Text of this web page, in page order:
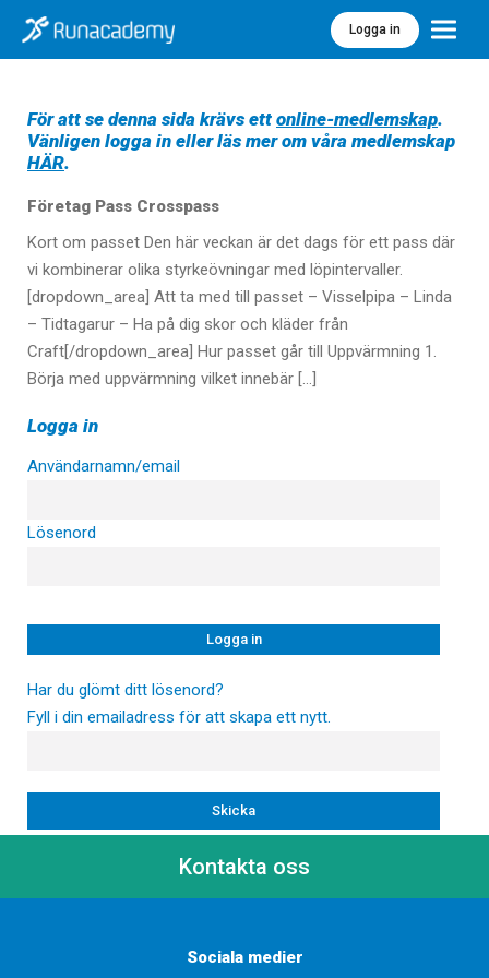
Logga in Meny
För att se denna sida krävs ett online-medlemskap.
Vänligen logga in eller läs mer om våra medlemskap
HÄR.
Företag Pass Crosspass
Kort om passet Den här veckan är det dags för ett pass där
vi kombinerar olika styrkeövningar med löpintervaller.
[dropdown_area] Att ta med till passet – Visselpipa – Linda
– Tidtagarur – Ha på dig skor och kläder från
Craft[/dropdown_area] Hur passet går till Uppvärmning 1.
Börja med uppvärmning vilket innebär […]
Logga in
Användarnamn/email
Lösenord
Har du glömt ditt lösenord?
Fyll i din emailadress för att skapa ett nytt.
Kontakta oss
Sociala medier